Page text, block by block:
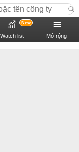
Watch list
New
Mở rộng